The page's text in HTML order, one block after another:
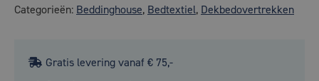
Categorieën: Beddinghouse, Bedtextiel, Dekbedovertrekken
Gratis levering vanaf € 75,-